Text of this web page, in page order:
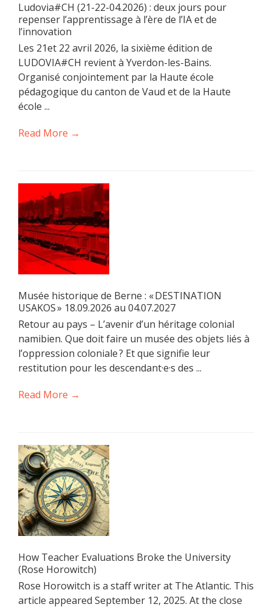
Ludovia#CH (21-22-04.2026) : deux jours pour
repenser l’apprentissage à l’ère de l’IA et de
l’innovation
Les 21et 22 avril 2026, la sixième édition de
LUDOVIA#CH revient à Yverdon-les-Bains.
Organisé conjointement par la Haute école
pédagogique du canton de Vaud et de la Haute
école ...
Read More →
Musée historique de Berne : « DESTINATION
USAKOS » 18.09.2026 au 04.07.2027
Retour au pays – L’avenir d’un héritage colonial
namibien. Que doit faire un musée des objets liés à
l’oppression coloniale ? Et que signifie leur
restitution pour les descendant·e·s des ...
Read More →
How Teacher Evaluations Broke the University
(Rose Horowitch)
Rose Horowitch is a staff writer at The Atlantic. This
article appeared September 12, 2025. At the close